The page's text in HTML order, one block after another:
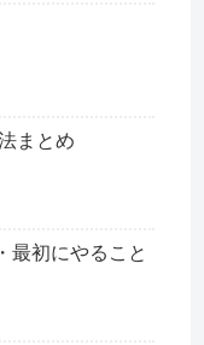
まとめ
最初にやること